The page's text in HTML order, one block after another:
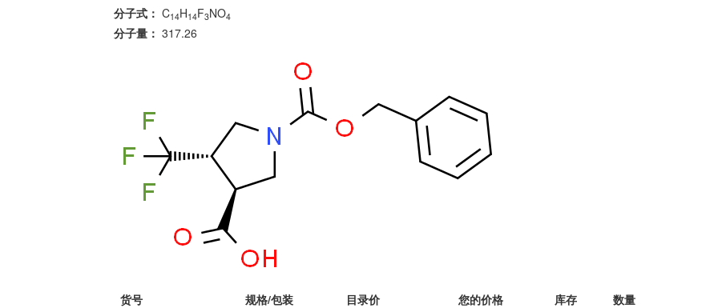
分子式： C14H14F3NO4
分子量： 317.26
货号 规格/包装 目录价 您的价格 库存
数量